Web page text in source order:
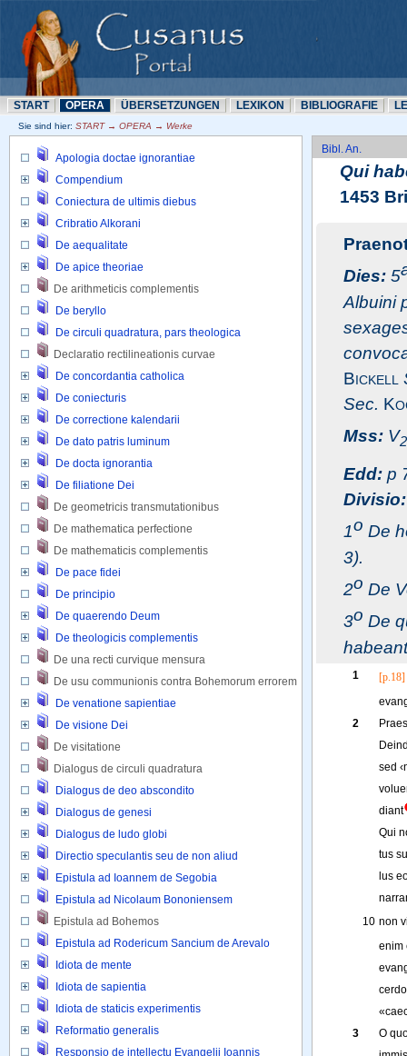
START OPERA ÜBERSETZUNN LEXIKON BIBLIOGRAFIE
Sie sind hier: START → OPERA → Werke
Apologia doctae ignorantiae
Compendium
Coniectura de ultimis diebus
Cribratio Alkorani
De aequalitate
De apice theoriae
De arithmeticis complementis
De beryllo
De circuli quadratura, pars theologica
Declaratio rectilineationis curvae
De concordantia catholica
De coniecturis
De correctione kalendarii
De dato patris luminum
De docta ignorantia
De filiatione Dei
De geometricis transmutationibus
De mathematica perfectione
De mathematicis complementis
De pace fidei
De principio
De quaerendo Deum
De theologicis complementis
De una recti curvique mensura
De usu communionis contra Bohemorum errorem
De venatione sapientiae
De visione Dei
De visitatione
Dialogus de circuli quadratura
Dialogus de deo abscondito
Dialogus de genesi
Dialogus de ludo globi
Directio speculantis seu de non aliud
Epistula ad Ioannem de Segobia
Epistula ad Nicolaum Bononiensem
Epistula ad Bohemos
Epistula ad Rodericum Sancium de Arevalo
Idiota de mente
Idiota de sapientia
Idiota de staticis experimentis
Reformatio generalis
Responsio de intellectu Evangelii Ioannis
Bibl. An.
Qui
1453
Dies: 5
Albuini
Bickell
Sec.
Mss: V2
Edd: p
Divisio:
1o De
3).
2o De
3o De
1
[p.18]
2
sed ‹
diant
Qui
tus
lus
10 non
enim
«
3
O